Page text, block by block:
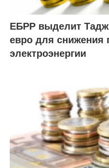
ЕБРР выделит
евро для снижения
электроэнергии